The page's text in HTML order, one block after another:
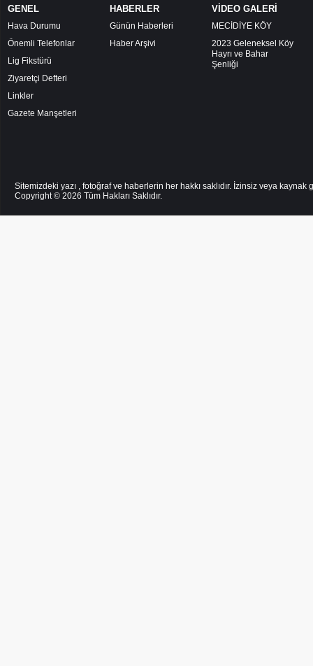
GENEL
Hava Durumu
Önemli Telefonlar
Lig Fikstürü
Ziyaretçi Defteri
Linkler
Gazete Manşetleri
HABERLER
Günün Haberleri
Haber Arşivi
VİDEO GALERİ
MECİDİYE KÖY
2023 Geleneksel Köy
Hayrı ve Bahar
Şenliği
Sitemizdeki yazı , fotoğraf ve haberlerin her hakkı saklıdır. İzinsiz veya
Copyright © 2026 Tüm Hakları Saklıdır.